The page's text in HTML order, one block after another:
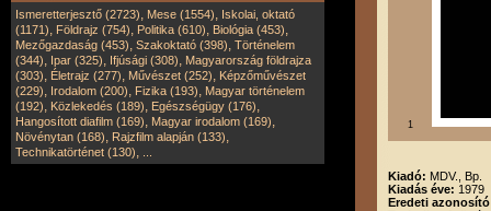
Ismeretterjesztő (2723), Mese (1554), Iskolai, oktató
(1171), Földrajz (754), Politika (610), Biológia (453),
Mezőgazdaság (453), Szakoktató (398), Történelem
(344), Ipar (325), Ifjúsági (308), Magyarország földrajza
(303), Életrajz (277), Művészet (252), Képzőművészet
(229), Irodalom (200), Fizika (193), Magyar történelem
(192), Közlekedés (189), Egészségügy (176),
Hangosított diafilm (169), Magyar irodalom (169),
Növénytan (168), Rajzfilm alapján (133),
Technikatörténet (130),
1
Kiadó: MDV., Bp.
Kiadás éve: 1979
Eredeti